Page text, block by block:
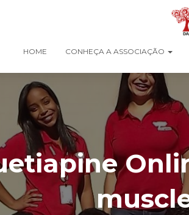
HOME CONHEÇA A ASSOCIAÇÃO